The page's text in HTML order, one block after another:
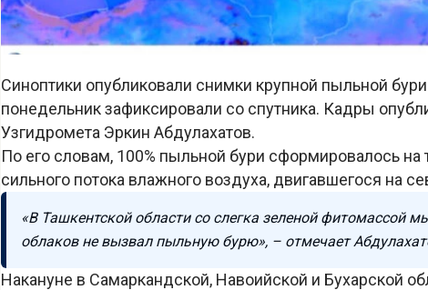
Синоптики опубликовали снимки крупной пыльной
понедельник зафиксировали со спутника. Кадры
Узгидромета Эркин Абдулахатов.
По его словам, 100% пыльной бури сформировалось на
сильного потока влажного воздуха, двигавшегося на
«В Ташкентской области со слегка зеленой фитомассой
облаков не вызвал пыльную бурю», – отмечает
Накануне в Самаркандской, Навоийской и Бухарской